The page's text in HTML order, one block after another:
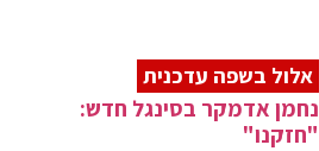
אלול בשפה עדכנית
נחמן אדמקר בסינגל חדש:
"חזקנו"